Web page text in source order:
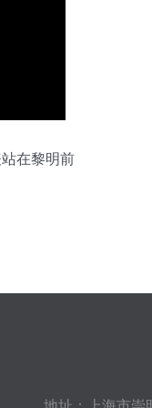
在黎明前